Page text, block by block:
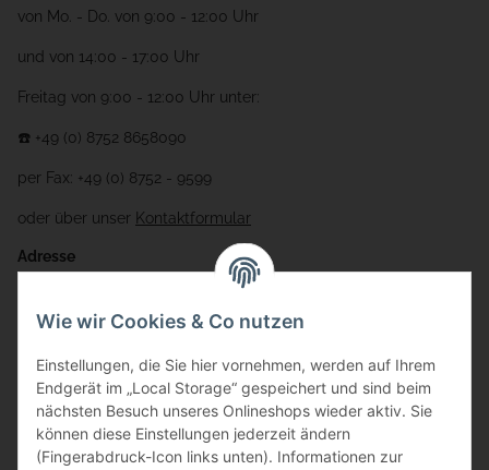
von Mo. - Do. von 9:00 - 12:00 Uhr
und von 14:00 - 17:00 Uhr
Freitag von 9:00 - 12:00 Uhr unter:
☎️ +49 (0) 8752 8658090
per Fax: +49 (0) 8752 - 9599
oder über unser Kontaktformular
Adresse
Gewerbering 17
84072 Au i.d. Hallertau
info@bauer-tore.de
Wie wir Cookies & Co nutzen
Einstellungen, die Sie hier vornehmen, werden auf Ihrem
Endgerät im „Local Storage“ gespeichert und sind beim
nächsten Besuch unseres Onlineshops wieder aktiv. Sie
können diese Einstellungen jederzeit ändern
(Fingerabdruck-Icon links unten). Informationen zur